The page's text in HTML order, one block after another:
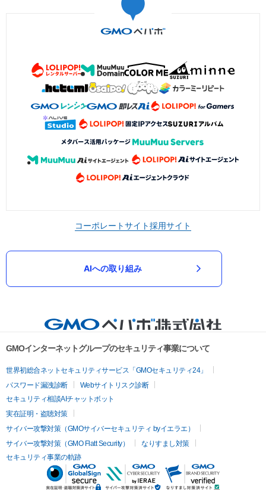
コーポレートサイト採用サイト
AIへの取り組み
GMOインターネットグループのセキュリティ事業について
世界初総合ネットセキュリティサービス「GMOセキュリティ24」
パスワード漏洩診断
Webサイトリスク診断
セキュリティ相談AIチャットボット
実在証明・盗聴対策
サイバー攻撃対策（GMOサイバーセキュリティ byイエラエ）
サイバー攻撃対策（GMO Flatt Security）
なりすまし対策
セキュリティ事業の軌跡